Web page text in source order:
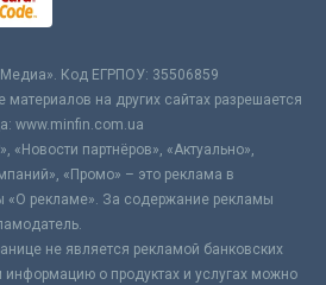
Код ЕГРПОУ: 35506859
на других сайтах разрешается
www.minfin.com.ua
«Новости партнёров», «Актуально»,
«Промо» – это реклама в
«О рекламе». За содержание рекламы
не является рекламой банковских
информацию о продуктах и услугах можно